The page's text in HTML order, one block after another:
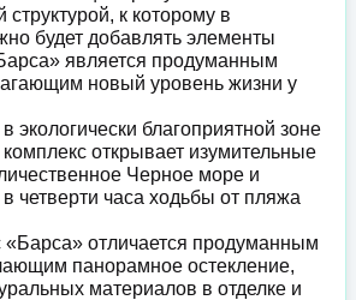
структурой, к которому в
будет добавлять элементы
является продуманным
новый уровень жизни у
экологически благоприятной зоне
открывает изумительные
Черное море и
в четверти часа ходьбы от пляжа
отличается продуманным
панорамное остекление,
материалов в отделке и